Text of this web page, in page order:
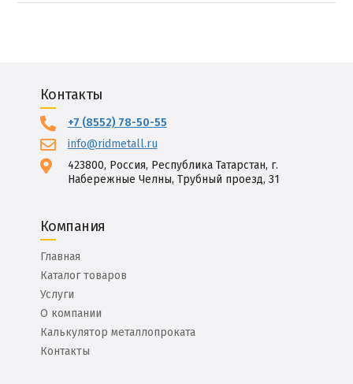
Контакты
+7 (8552) 78-50-55
info@ridmetall.ru
423800, Россия, Республика Татарстан, г.
Набережные Челны, Трубный проезд, 31
Компания
Главная
Каталог товаров
Услуги
О компании
Калькулятор металлопроката
Контакты